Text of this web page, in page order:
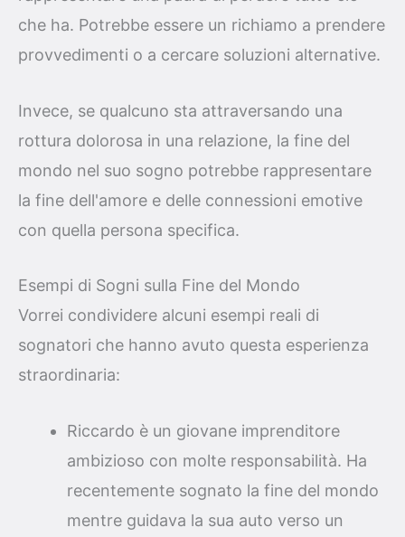
che ha. Potrebbe essere un richiamo a prendere
provvedimenti o a cercare soluzioni alternative.
Invece, se qualcuno sta attraversando una
rottura dolorosa in una relazione, la fine del
mondo nel suo sogno potrebbe rappresentare
la fine dell'amore e delle connessioni emotive
con quella persona specifica.
Esempi di Sogni sulla Fine del Mondo
Vorrei condividere alcuni esempi reali di
sognatori che hanno avuto questa esperienza
straordinaria:
Riccardo è un giovane imprenditore
ambizioso con molte responsabilità. Ha
recentemente sognato la fine del mondo
mentre guidava la sua auto verso un